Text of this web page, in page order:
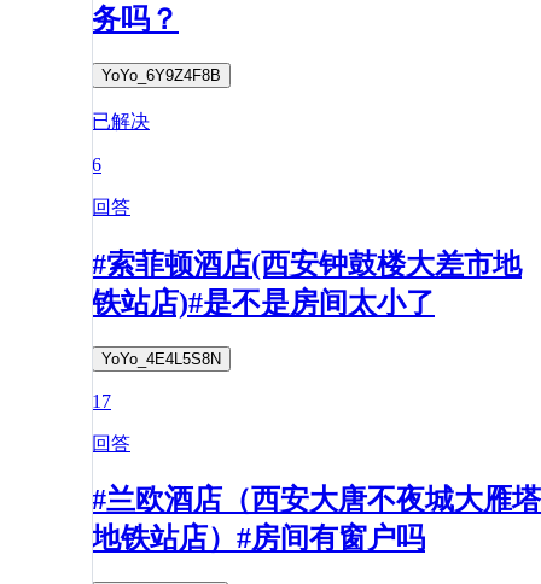
务吗？
YoYo_6Y9Z4F8B
已解决
6
回答
#索菲顿酒店(西安钟鼓楼大差市地
铁站店)#是不是房间太小了
YoYo_4E4L5S8N
17
回答
#兰欧酒店（西安大唐不夜城大雁塔
地铁站店）#房间有窗户吗